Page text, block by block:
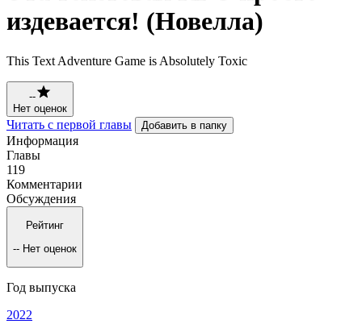
издевается! (Новелла)
This Text Adventure Game is Absolutely Toxic
--
Нет оценок
Читать с первой главы Добавить в папку
Информация
Главы
119
Комментарии
Обсуждения
Рейтинг
-- Нет оценок
Год выпуска
2022